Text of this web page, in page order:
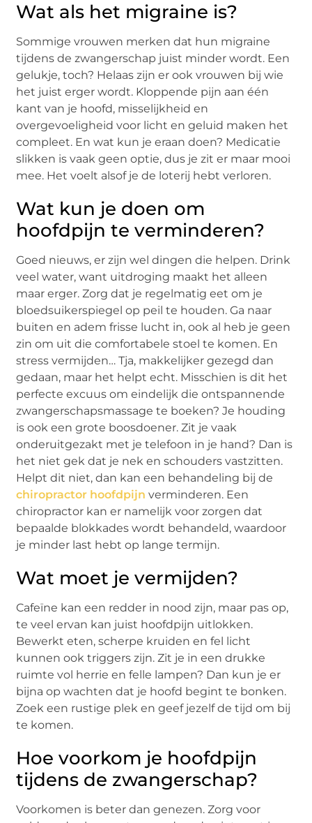
Wat als het migraine is?
Sommige vrouwen merken dat hun migraine
tijdens de zwangerschap juist minder wordt. Een
gelukje, toch? Helaas zijn er ook vrouwen bij wie
het juist erger wordt. Kloppende pijn aan één
kant van je hoofd, misselijkheid en
overgevoeligheid voor licht en geluid maken het
compleet. En wat kun je eraan doen? Medicatie
slikken is vaak geen optie, dus je zit er maar mooi
mee. Het voelt alsof je de loterij hebt verloren.
Wat kun je doen om
hoofdpijn te verminderen?
Goed nieuws, er zijn wel dingen die helpen. Drink
veel water, want uitdroging maakt het alleen
maar erger. Zorg dat je regelmatig eet om je
bloedsuikerspiegel op peil te houden. Ga naar
buiten en adem frisse lucht in, ook al heb je geen
zin om uit die comfortabele stoel te komen. En
stress vermijden… Tja, makkelijker gezegd dan
gedaan, maar het helpt echt. Misschien is dit het
perfecte excuus om eindelijk die ontspannende
zwangerschapsmassage te boeken? Je houding
is ook een grote boosdoener. Zit je vaak
onderuitgezakt met je telefoon in je hand? Dan is
het niet gek dat je nek en schouders vastzitten.
Helpt dit niet, dan kan een behandeling bij de
chiropractor hoofdpijn verminderen. Een
chiropractor kan er namelijk voor zorgen dat
bepaalde blokkades wordt behandeld, waardoor
je minder last hebt op lange termijn.
Wat moet je vermijden?
Cafeïne kan een redder in nood zijn, maar pas op,
te veel ervan kan juist hoofdpijn uitlokken.
Bewerkt eten, scherpe kruiden en fel licht
kunnen ook triggers zijn. Zit je in een drukke
ruimte vol herrie en felle lampen? Dan kun je er
bijna op wachten dat je hoofd begint te bonken.
Zoek een rustige plek en geef jezelf de tijd om bij
te komen.
Hoe voorkom je hoofdpijn
tijdens de zwangerschap?
Voorkomen is beter dan genezen. Zorg voor